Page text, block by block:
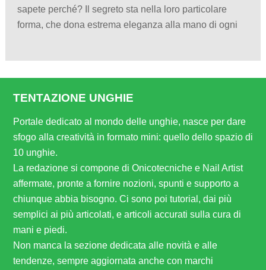
sapete perché? Il segreto sta nella loro particolare
forma, che dona estrema eleganza alla mano di ogni
TENTAZIONE UNGHIE
Portale dedicato al mondo delle unghie, nasce per dare
sfogo alla creatività in formato mini: quello dello spazio di
10 unghie.
La redazione si compone di Onicotecniche e Nail Artist
affermate, pronte a fornire nozioni, spunti e supporto a
chiunque abbia bisogno. Ci sono poi tutorial, dai più
semplici ai più articolati, e articoli accurati sulla cura di
mani e piedi.
Non manca la sezione dedicata alle novità e alle
tendenze, sempre aggiornata anche con marchi